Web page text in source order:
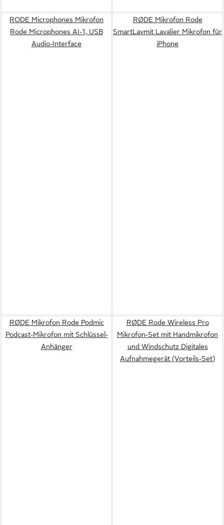
RODE Microphones Mikrofon
Rode Microphones AI-1, USB
Audio-Interface
RØDE Mikrofon Rode
SmartLavmit Lavalier Mikrofon für
iPhone
RØDE Mikrofon Rode Podmic
Podcast-Mikrofon mit Schlüssel-
Anhänger
RØDE Rode Wireless Pro
Mikrofon-Set mit Handmikrofon
und Windschutz Digitales
Aufnahmegerät (Vorteils-Set)